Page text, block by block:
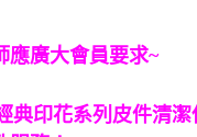
應廣大會員要求~
典印花系列皮件清